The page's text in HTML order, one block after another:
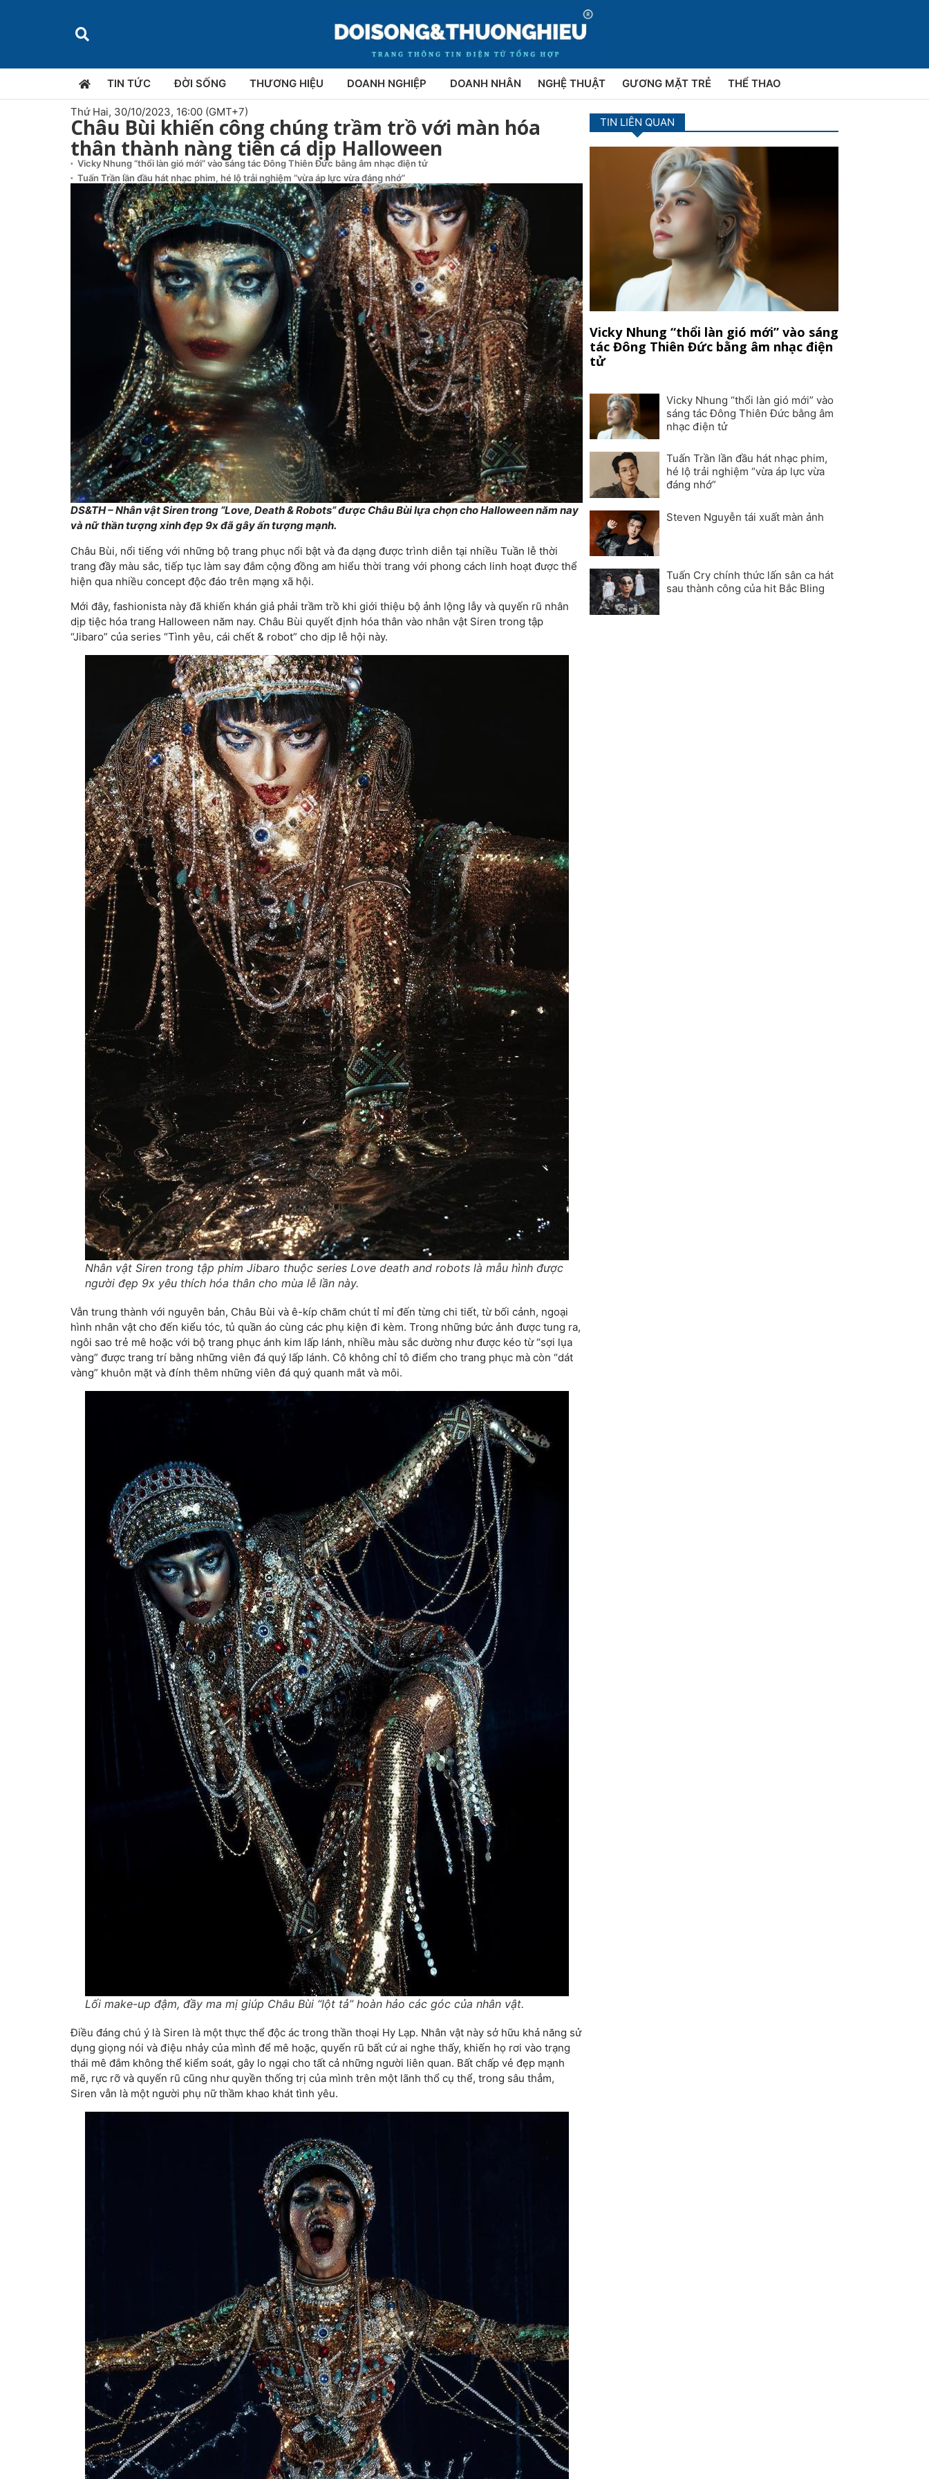
TIN TỨC ĐỜI SỐNG THƯƠNG HIỆU DOANH NGHIỆP DOANH NHÂN NGHỆ THUẬT GƯƠNG MẶT TRẺ THỂ THAO
Thứ Hai, 30/10/2023, 16:00 (GMT+7)
Châu Bùi khiến công chúng trầm trồ với màn hóa
thân thành nàng tiên cá dịp Halloween
Vicky Nhung “thổi làn gió mới” vào sáng tác Đông Thiên Đức bằng âm nhạc điện tử
Tuấn Trần lần đầu hát nhạc phim, hé lộ trải nghiệm “vừa áp lực vừa đáng nhớ”
DS&TH – Nhân vật Siren trong “Love, Death & Robots” được Châu Bùi lựa chọn cho Halloween năm nay
và nữ thần tượng xinh đẹp 9x đã gây ấn tượng mạnh.
Châu Bùi, nổi tiếng với những bộ trang phục nổi bật và đa dạng được trình diễn tại nhiều Tuần lễ thời
trang đầy màu sắc, tiếp tục làm say đắm cộng đồng am hiểu thời trang với phong cách linh hoạt được thể
hiện qua nhiều concept độc đáo trên mạng xã hội.
Mới đây, fashionista này đã khiến khán giả phải trầm trồ khi giới thiệu bộ ảnh lộng lẫy và quyến rũ nhân
dịp tiệc hóa trang Halloween năm nay. Châu Bùi quyết định hóa thân vào nhân vật Siren trong tập
“Jibaro” của series “Tình yêu, cái chết & robot” cho dịp lễ hội này.
Nhân vật Siren trong tập phim Jibaro thuộc series Love death and robots là mẫu hình được
người đẹp 9x yêu thích hóa thân cho mùa lễ lần này.
Vẫn trung thành với nguyên bản, Châu Bùi và ê-kíp chăm chút tỉ mỉ đến từng chi tiết, từ bối cảnh, ngoại
hình nhân vật cho đến kiểu tóc, tủ quần áo cùng các phụ kiện đi kèm. Trong những bức ảnh được tung ra,
ngôi sao trẻ mê hoặc với bộ trang phục ánh kim lấp lánh, nhiều màu sắc dường như được kéo từ “sợi lụa
vàng” được trang trí bằng những viên đá quý lấp lánh. Cô không chỉ tô điểm cho trang phục mà còn “dát
vàng” khuôn mặt và đính thêm những viên đá quý quanh mắt và môi.
Lối make-up đậm, đầy ma mị giúp Châu Bùi “lột tả” hoàn hảo các góc của nhân vật.
Điều đáng chú ý là Siren là một thực thể độc ác trong thần thoại Hy Lạp. Nhân vật này sở hữu khả năng sử
dụng giọng nói và điệu nhảy của mình để mê hoặc, quyến rũ bất cứ ai nghe thấy, khiến họ rơi vào trạng
thái mê đắm không thể kiểm soát, gây lo ngại cho tất cả những người liên quan. Bất chấp vẻ đẹp mạnh
mẽ, rực rỡ và quyến rũ cũng như quyền thống trị của mình trên một lãnh thổ cụ thể, trong sâu thẳm,
Siren vẫn là một người phụ nữ thầm khao khát tình yêu.
TIN LIÊN QUAN
Vicky Nhung “thổi làn gió mới” vào sáng
tác Đông Thiên Đức bằng âm nhạc điện
tử
Vicky Nhung “thổi làn gió mới” vào
sáng tác Đông Thiên Đức bằng âm
nhạc điện tử
Tuấn Trần lần đầu hát nhạc phim,
hé lộ trải nghiệm “vừa áp lực vừa
đáng nhớ”
Steven Nguyễn tái xuất màn ảnh
Tuấn Cry chính thức lấn sân ca hát
sau thành công của hit Bắc Bling